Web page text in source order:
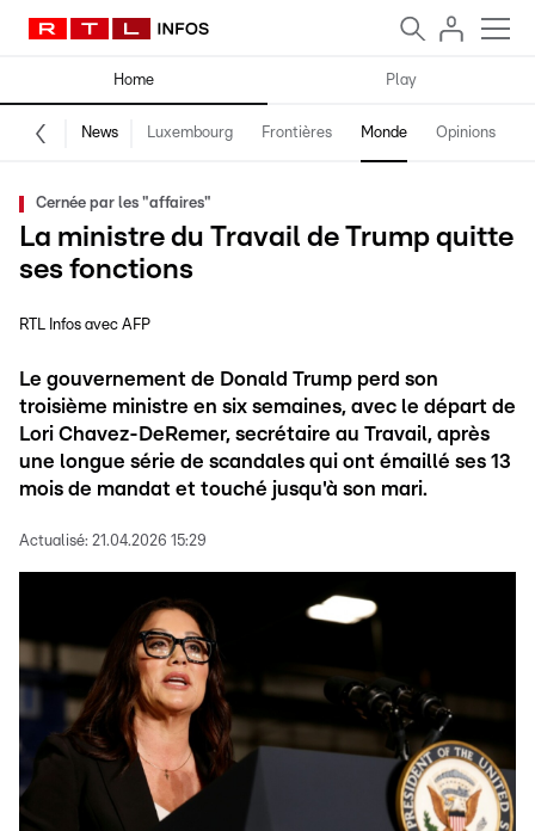
Home Play
News Luxembourg Frontières Monde Opinions
Cernée par les "affaires"
La ministre du Travail de Trump quitte
ses fonctions
RTL Infos avec AFP
Le gouvernement de Donald Trump perd son
troisième ministre en six semaines, avec le départ de
Lori Chavez-DeRemer, secrétaire au Travail, après
une longue série de scandales qui ont émaillé ses 13
mois de mandat et touché jusqu'à son mari.
Actualisé: 21.04.2026 15:29